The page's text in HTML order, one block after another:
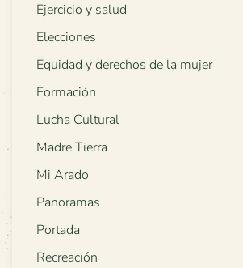
Ejercicio y salud
Elecciones
Equidad y derechos de la mujer
Formación
Lucha Cultural
Madre Tierra
Mi Arado
Panoramas
Portada
Recreación